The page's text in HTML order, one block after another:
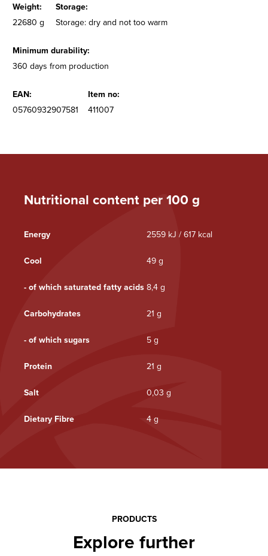
Nutritional content per 100 g
Energy 2559 kJ / 617 kcal
Cool 49 g
- of which saturated fatty acids8,4 g
Carbohydrates 21 g
- of which sugars 5 g
Protein 21 g
Salt 0,03 g
Dietary Fibre 4 g
Weight:
Storage:
22680 g
Storage: dry and not too warm
Minimum durability:
360 days from production
EAN:
Item no:
05760932907581
411007
PRODUCTS
Explore further